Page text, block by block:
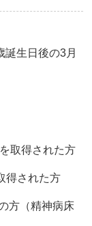
生日後の3月
取得された方
得された方
方（精神病床